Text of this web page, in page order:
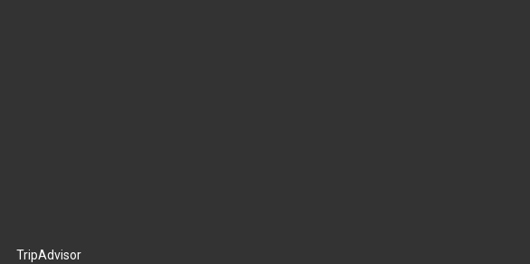
TripAdvisor